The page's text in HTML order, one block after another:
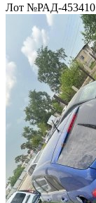
Лот №РАД-453410